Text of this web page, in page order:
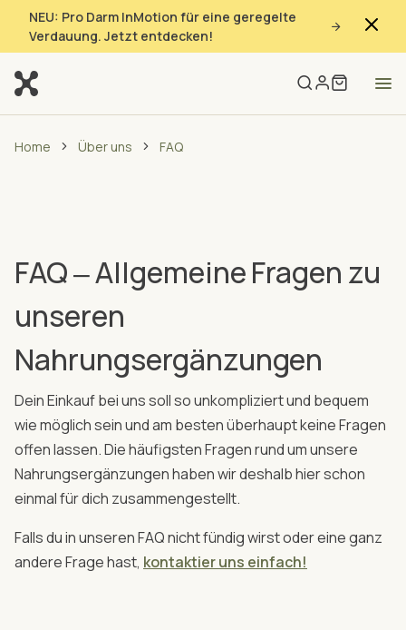
NEU: Pro Darm InMotion für eine geregelte
Verdauung. Jetzt entdecken!
Home Über uns FAQ
FAQ ‒ Allgemeine Fragen zu
unseren
Nahrungsergänzungen
Dein Einkauf bei uns soll so unkompliziert und bequem
wie möglich sein und am besten überhaupt keine Fragen
offen lassen. Die häufigsten Fragen rund um unsere
Nahrungsergänzungen haben wir deshalb hier schon
einmal für dich zusammengestellt.
Falls du in unseren FAQ nicht fündig wirst oder eine ganz
andere Frage hast, kontaktier uns einfach!